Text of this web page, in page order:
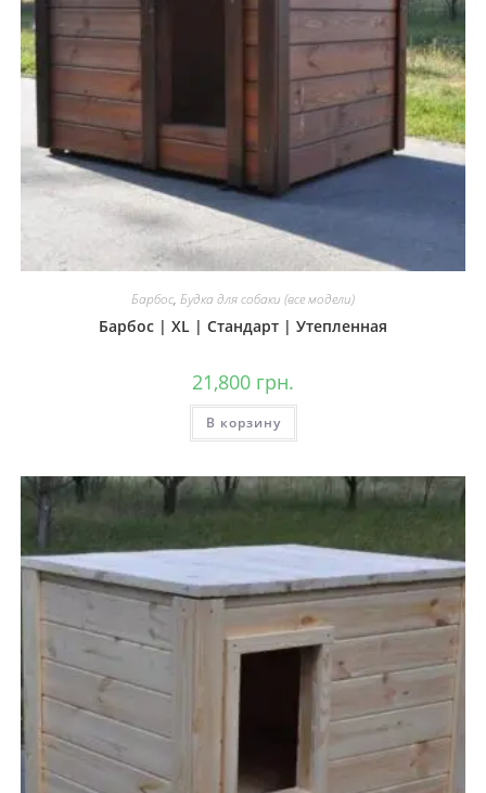
Барбос, Будка для собаки (все модели)
Барбос | XL | Стандарт | Утепленная
21,800 грн.
В корзину